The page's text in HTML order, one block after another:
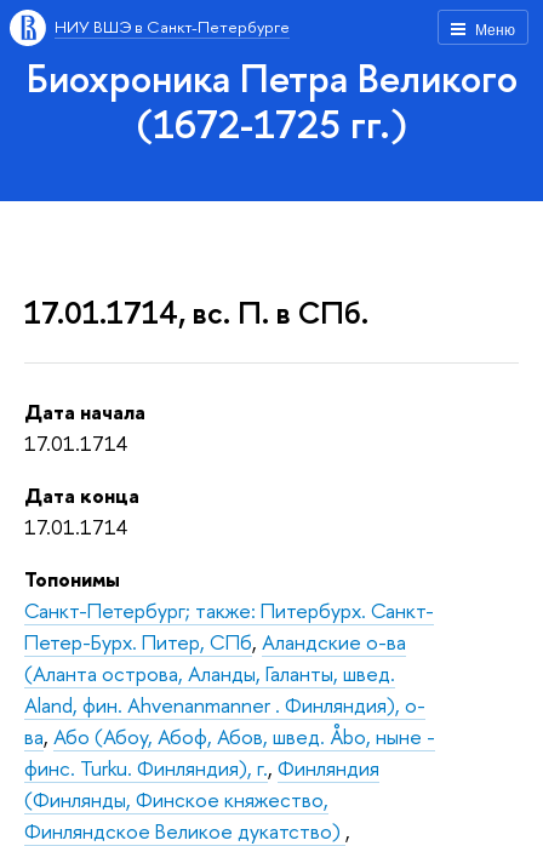
Меню
НИУ ВШЭ в Санкт-Петербурге
Биохроника Петра Великого
(1672-1725 гг.)
17.01.1714, вс. П. в СПб.
Дата начала
17.01.1714
Дата конца
17.01.1714
Топонимы
Санкт-Петербург; также: Питербурх. Санкт-
Петер-Бурх. Питер, СПб, Аландские о-ва
(Аланта острова, Аланды, Галанты, швед.
Aland, фин. Ahvenanmanner . Финляндия), о-
ва, Або (Абоу, Абоф, Абов, швед. Åbo, ныне -
финс. Turku. Финляндия), г., Финляндия
(Финлянды, Финское княжество,
Финляндское Великое дукатство) ,